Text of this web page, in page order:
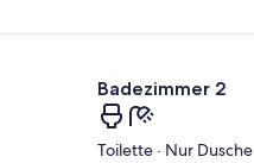
Badezimmer 2
Toilette · Nur Dusche